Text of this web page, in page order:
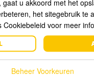
u akkoord met het
het sitegebruik te
voor meer
Beheer Voorkeuren